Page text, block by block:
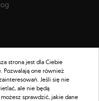
otrzymywać informacje o
sklepie.
strona jest dla Ciebie
Pozwalają one również
Jeśli się nie
ale nie będą
sprawdzić, jakie dane